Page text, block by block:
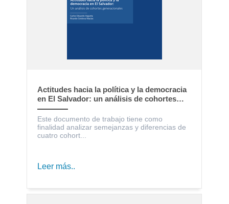
Actitudes hacia la política y la democracia
en El Salvador: un análisis de cohortes
generacionales
Este documento de trabajo tiene como
finalidad analizar semejanzas y diferencias de
cuatro cohort...
Leer más..